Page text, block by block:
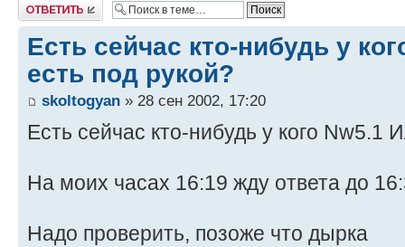
Ответить
Есть сейчас кто-нибудь у
есть под рукой?
skoltogyan » 28 сен 2002, 17:20
Есть сейчас кто-нибудь у кого Nw5.1
На моих часах 16:19 жду ответа до
Надо проверить, позоже что дырка